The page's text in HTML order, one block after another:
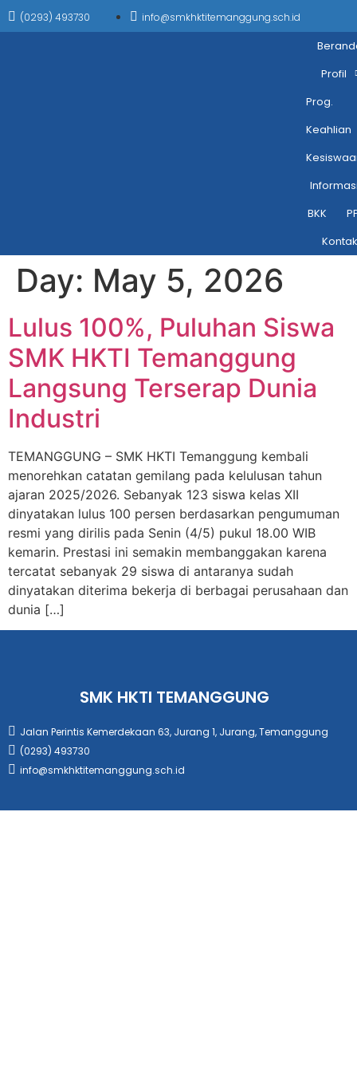
(0293) 493730 info@smkhktitemanggung.sch.id
Profil
Prog.
Keahlian
BKK
Day: May 5, 2026
Lulus 100%, Puluhan Siswa
SMK HKTI Temanggung
Langsung Terserap Dunia
Industri
TEMANGGUNG – SMK HKTI Temanggung kembali
menorehkan catatan gemilang pada kelulusan tahun
ajaran 2025/2026. Sebanyak 123 siswa kelas XII
dinyatakan lulus 100 persen berdasarkan pengumuman
resmi yang dirilis pada Senin (4/5) pukul 18.00 WIB
kemarin. Prestasi ini semakin membanggakan karena
tercatat sebanyak 29 siswa di antaranya sudah
dinyatakan diterima bekerja di berbagai perusahaan dan
dunia […]
SMK HKTI TEMANGGUNG
Jalan Perintis Kemerdekaan 63, Jurang 1, Jurang, Temanggung
(0293) 493730
info@smkhktitemanggung.sch.id